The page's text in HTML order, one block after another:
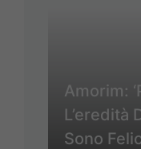
Amorim:
L’eredità
Sono